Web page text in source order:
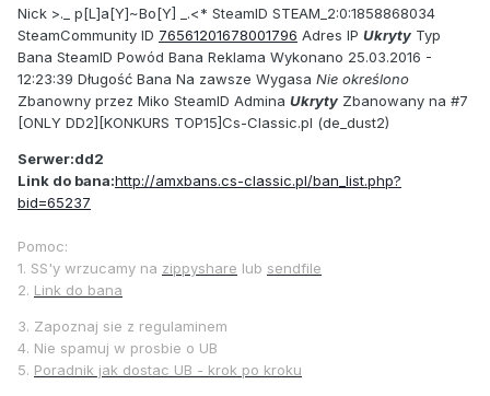
Nick >._ p[L]a[Y]~Bo[Y] _.<* SteamID STEAM_2:0:1858868034
SteamCommunity ID 76561201678001796 Adres IP Ukryty Typ
Bana SteamID Powód Bana Reklama Wykonano 25.03.2016 -
12:23:39 Długość Bana Na zawsze Wygasa Nie określono
Zbanowny przez Miko SteamID Admina Ukryty Zbanowany na #7
[ONLY DD2][KONKURS TOP15]Cs-Classic.pl (de_dust2)
Serwer:dd2
Link do bana:http://amxbans.cs-classic.pl/ban_list.php?
bid=65237
Pomoc:
1. SS'y wrzucamy na zippyshare lub sendfile
2. Link do bana
3. Zapoznaj sie z regulaminem
4. Nie spamuj w prosbie o UB
5. Poradnik jak dostac UB - krok po kroku